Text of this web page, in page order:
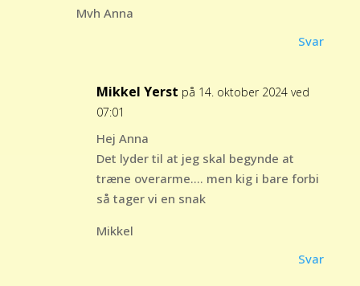
Mvh Anna
Svar
Mikkel Yerst på 14. oktober 2024 ved
07:01
Hej Anna
Det lyder til at jeg skal begynde at
træne overarme…. men kig i bare forbi
så tager vi en snak
Mikkel
Svar